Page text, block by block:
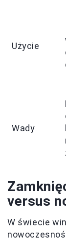
Użycie
Wady
versus
W świecie